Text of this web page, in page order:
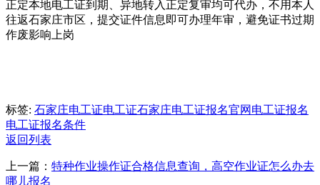
正定本地电工证到期、异地转入正定复审均可代办，不用本人
往返石家庄市区，提交证件信息即可办理年审，避免证书过期
作废影响上岗
标签: 石家庄电工证电工证石家庄电工证报名官网 电工证报名
电工证报名条件
返回列表
上一篇： 特种作业操作证合格信息查询，高空作业证怎么办去
哪儿报名